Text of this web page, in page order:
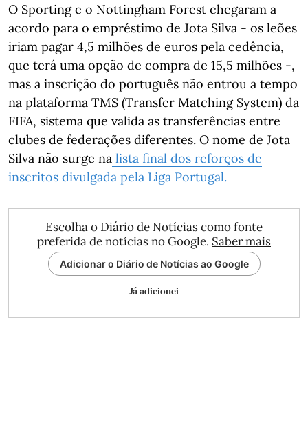
O Sporting e o Nottingham Forest chegaram a
acordo para o empréstimo de Jota Silva - os leões
iriam pagar 4,5 milhões de euros pela cedência,
que terá uma opção de compra de 15,5 milhões -,
mas a inscrição do português não entrou a tempo
na plataforma TMS (Transfer Matching System) da
FIFA, sistema que valida as transferências entre
clubes de federações diferentes. O nome de Jota
Silva não surge na lista final dos reforços de
inscritos divulgada pela Liga Portugal.
Escolha o Diário de Notícias como fonte
preferida de notícias no Google. Saber mais
Adicionar o Diário de Notícias ao Google
Já adicionei